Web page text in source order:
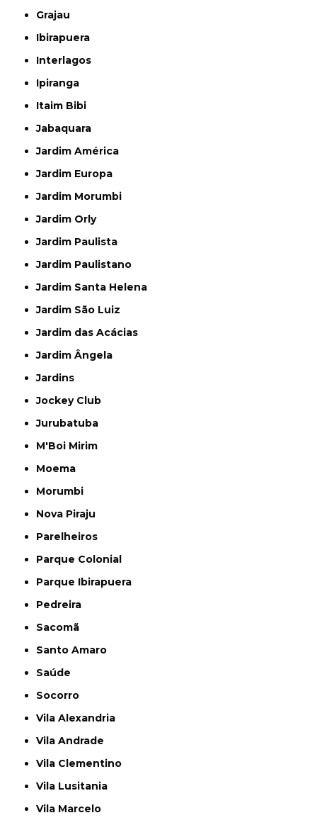
Grajau
Ibirapuera
Interlagos
Ipiranga
Itaim Bibi
Jabaquara
Jardim América
Jardim Europa
Jardim Morumbi
Jardim Orly
Jardim Paulista
Jardim Paulistano
Jardim Santa Helena
Jardim São Luiz
Jardim das Acácias
Jardim Ângela
Jardins
Jockey Club
Jurubatuba
M'Boi Mirim
Moema
Morumbi
Nova Piraju
Parelheiros
Parque Colonial
Parque Ibirapuera
Pedreira
Sacomã
Santo Amaro
Saúde
Socorro
Vila Alexandria
Vila Andrade
Vila Clementino
Vila Lusitania
Vila Marcelo